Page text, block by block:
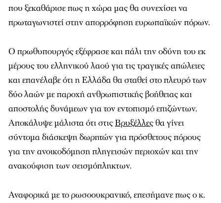
που ξεκαθάρισε πως η χώρα μας θα συνεχίσει να
πρωταγωνιστεί στην απορρόφηση ευρωπαϊκών πόρων.
Ο πρωθυπουργός εξέφρασε και πάλι την οδύνη του εκ
μέρους του ελληνικού λαού για τις τραγικές απώλειες
και επανέλαβε ότι η Ελλάδα θα σταθεί στο πλευρό των
δύο λαών με παροχή ανθρωπιστικής βοήθειας και
αποστολής δυνάμεων για τον εντοπισμό επιζώντων.
Αποκάλυψε μάλιστα ότι στιςΒρυξέλλεςθα γίνει
σύντομα διάσκεψη δωρητών για πρόσθετους πόρους
για την ανοικοδόμηση πληγεισών περιοχών και την
ανακούφιση των σεισμόπληκτων.
Αναφορικά με το ρωσοουκρανικό, επεσήμανε πως ο κ.